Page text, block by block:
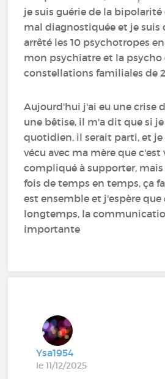
je suis guérie de la bipolarité
mal diagnostiquée et je suis
arrêté les 10 psychotropes
mon psychiatre et la psycho
constellations familiales de
Aujourd'hui j'ai eu une crise
une bêtise, il m'a dit que si je
quotidien, il serait parti, et je
vécu avec ma mère que
compliqué à supporter, mais
fois de temps en temps, ça
est ensemble et j'espère que
longtemps, la
importante
Ysa1954
le 11/12/2025